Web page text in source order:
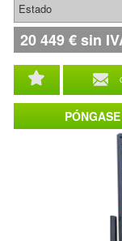
Estado
20 449€sin